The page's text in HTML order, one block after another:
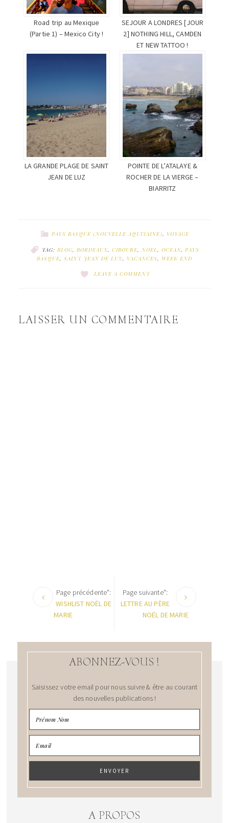
Road trip au Mexique
(Partie 1) – Mexico City !
SEJOUR A LONDRES [JOUR
2] NOTHING HILL, CAMDEN
ET NEW TATTOO !
LA GRANDE PLAGE DE SAINT
JEAN DE LUZ
POINTE DE L’ATALAYE &
ROCHER DE LA VIERGE –
BIARRITZ
PAYS BASQUE (NOUVELLE AQUITAINE), VOYAGE
TAG: BLOG, BORDEAUX, CIBOURE,NOEL, OCEAN, PAYS
BASQUE, SAINT JEAN DE LUZ, VACANCES, WEEK END
LEAVE A COMMENT
LAISSER UN COMMENTAIRE
Page précédente":
WISHLIST NOËL DE
MARIE
Page suivante":
LETTRE AU PÈRE
NOËL DE MARIE
ABONNEZ-VOUS !
Saisissez votre email pour nous suivre & être au courant
des nouvelles publications !
A PROPOS